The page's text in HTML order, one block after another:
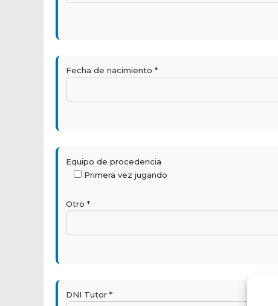
Fecha de nacimiento *
Equipo de procedencia
Primera vez jugando
Otro *
DNI Tutor *